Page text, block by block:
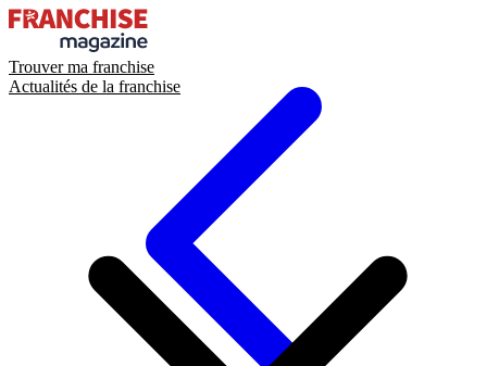
Trouver ma franchise
Actualités de la franchise